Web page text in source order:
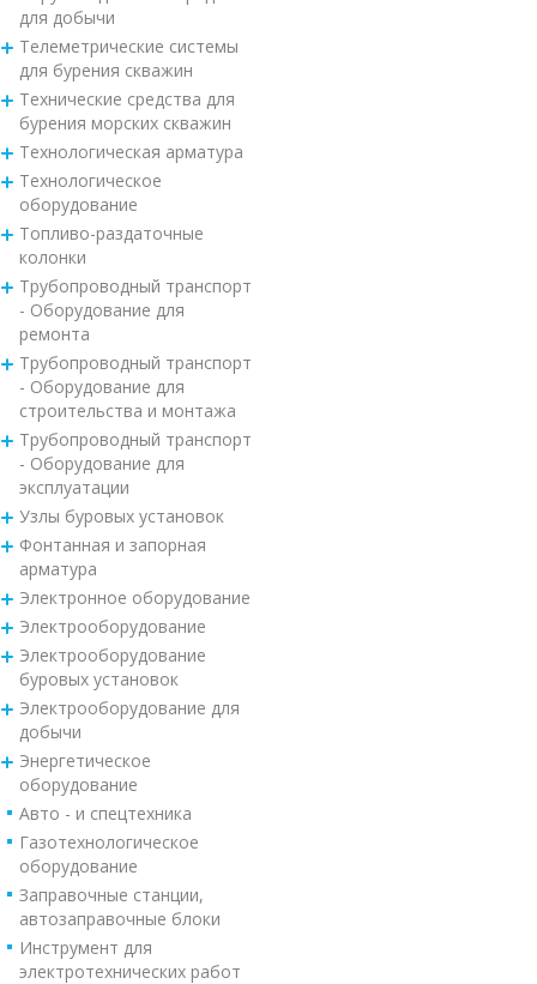
для добычи
Телеметрические системы
для бурения скважин
Технические средства для
бурения морских скважин
Технологическая арматура
Технологическое
оборудование
Топливо-раздаточные
колонки
Трубопроводный транспорт
- Оборудование для
ремонта
Трубопроводный транспорт
- Оборудование для
строительства и монтажа
Трубопроводный транспорт
- Оборудование для
эксплуатации
Узлы буровых установок
Фонтанная и запорная
арматура
Электронное оборудование
Электрооборудование
Электрооборудование
буровых установок
Электрооборудование для
добычи
Энергетическое
оборудование
Авто - и спецтехника
Газотехнологическое
оборудование
Заправочные станции,
автозаправочные блоки
Инструмент для
электротехнических работ